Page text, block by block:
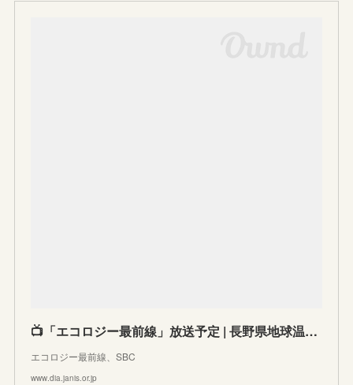
📺「エコロジー最前線」放送予定 | 長野県地球温暖化防止活動推進センター
エコロジー最前線、SBC
www.dia.janis.or.jp